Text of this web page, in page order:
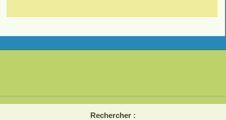
Rechercher :